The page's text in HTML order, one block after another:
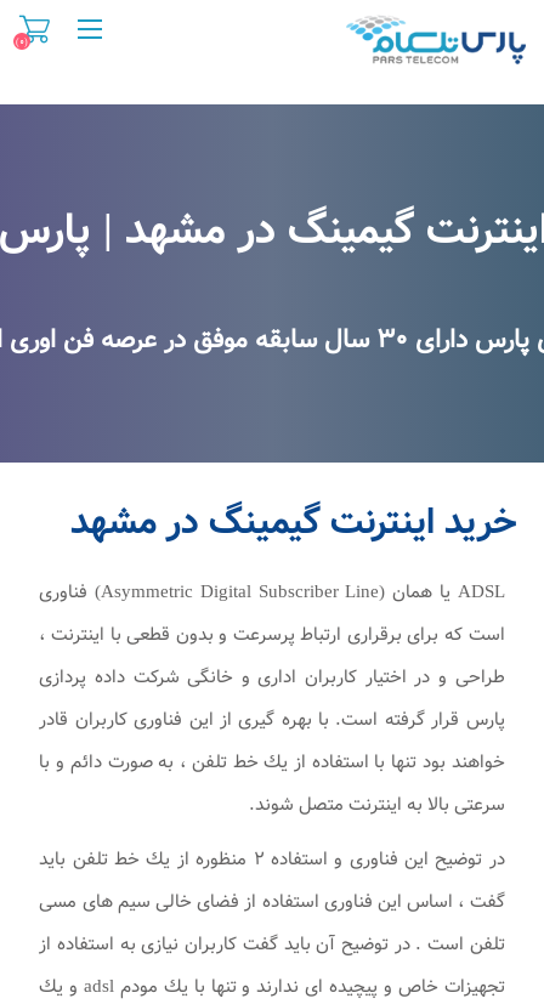
(۰)
خرید اینترنت گیمینگ در مشهد
گیمینگ در مشهد |
عرصه فن اوری اطلاعات و اینترنت
خرید اینترنت گیمینگ در مشهد
ADSL يا همان (Asymmetric Digital Subscriber Line) فناوری
است كه برای برقراری ارتباط پرسرعت و بدون قطعی با اينترنت ،
طراحی و در اختيار كاربران اداری و خانگی شرکت داده پردازی
پارس قرار گرفته است. با بهره گيری از اين فناوری كاربران قادر
خواهند بود تنها با استفاده از يك خط تلفن ، به صورت دائم و با
سرعتی بالا به اينترنت متصل شوند.
در توضيح اين فناوری و استفاده ۲ منظوره از يك خط تلفن بايد
گفت ، اساس اين فناوری استفاده از فضای خالی سيم های مسی
تلفن است . در توضيح آن بايد گفت كاربران نيازی به استفاده از
تجهيزات خاص و پيچيده ای ندارند و تنها با يك مودم adsl و يك